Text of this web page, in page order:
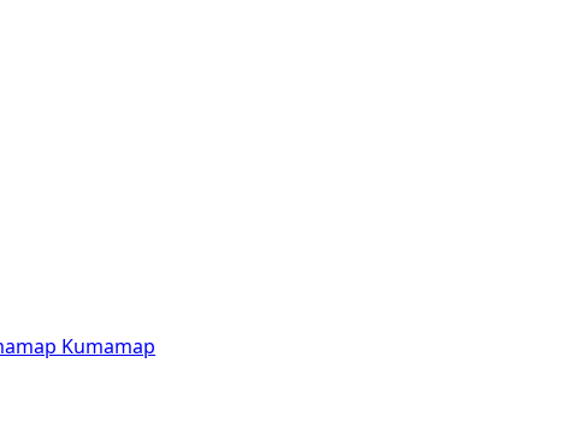
Kumamap